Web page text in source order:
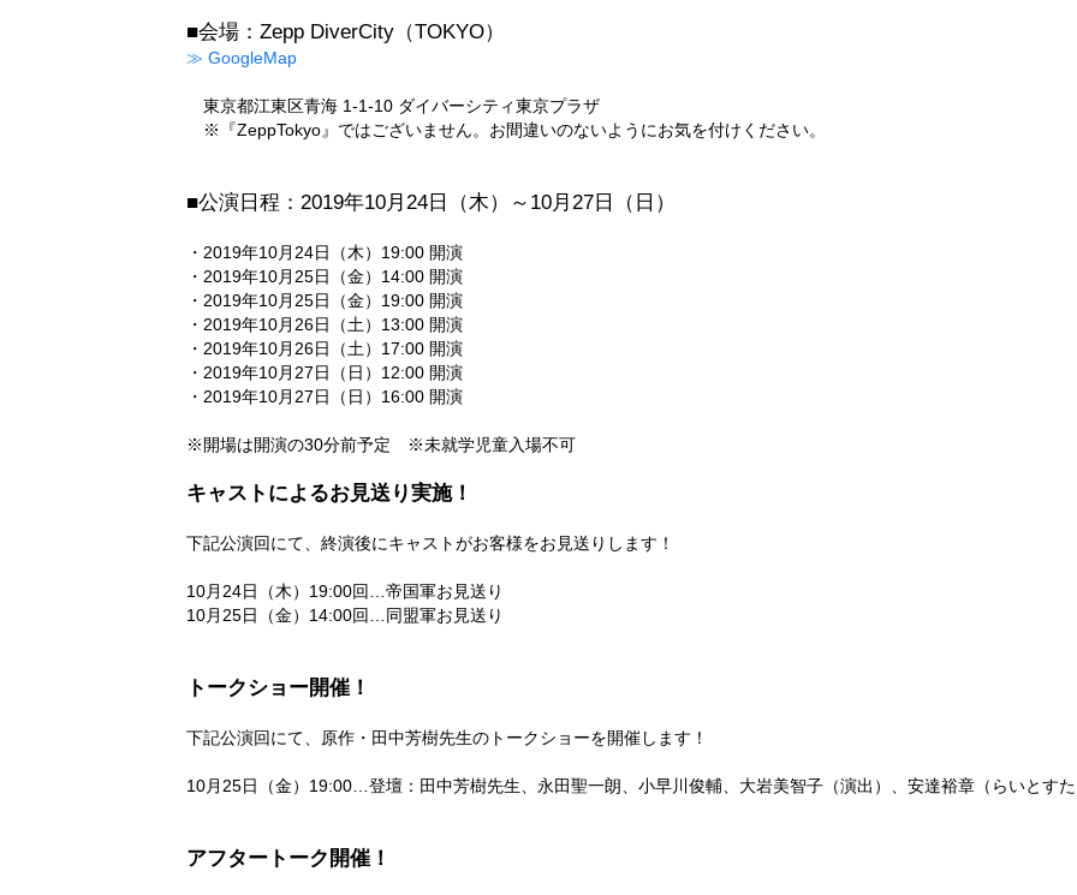
■会場：Zepp DiverCity（TOKYO）
≫ GoogleMap
東京都江東区青海 1-1-10 ダイバーシティ東京プラザ
※『ZeppTokyo』ではございません。お間違いのないようにお気を付けください。
■公演日程：2019年10月24日（木）～10月27日（日）
・2019年10月24日（木）19:00 開演
・2019年10月25日（金）14:00 開演
・2019年10月25日（金）19:00 開演
・2019年10月26日（土）13:00 開演
・2019年10月26日（土）17:00 開演
・2019年10月27日（日）12:00 開演
・2019年10月27日（日）16:00 開演
※開場は開演の30分前予定 ※未就学児童入場不可
キャストによるお見送り実施！
下記公演回にて、終演後にキャストがお客様をお見送りします！
10月24日（木）19:00回…帝国軍お見送り
10月25日（金）14:00回…同盟軍お見送り
トークショー開催！
下記公演回にて、原作・田中芳樹先生のトークショーを開催します！
10月25日（金）19:00…登壇：田中芳樹先生、永田聖一朗、小早川俊輔、大岩美智子（演出）、安達裕章（らいとすた
アフタートーク開催！